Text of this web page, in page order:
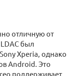
отличную от
был
Xperia, однако
Android. Это
поддерживает